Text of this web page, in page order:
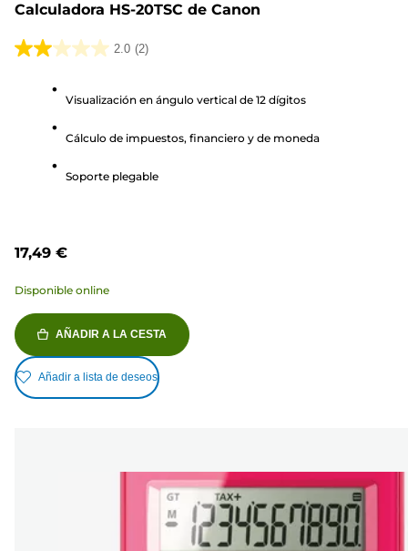
Calculadora HS-20TSC de Canon
2.0 (2)
2.0
estrellas.
reseñas
Visualización en ángulo vertical de 12 dígitos
Cálculo de impuestos, financiero y de moneda
Soporte plegable
17,49 €
Disponible online
AÑADIR A LA CESTA
Añadir a lista de deseos